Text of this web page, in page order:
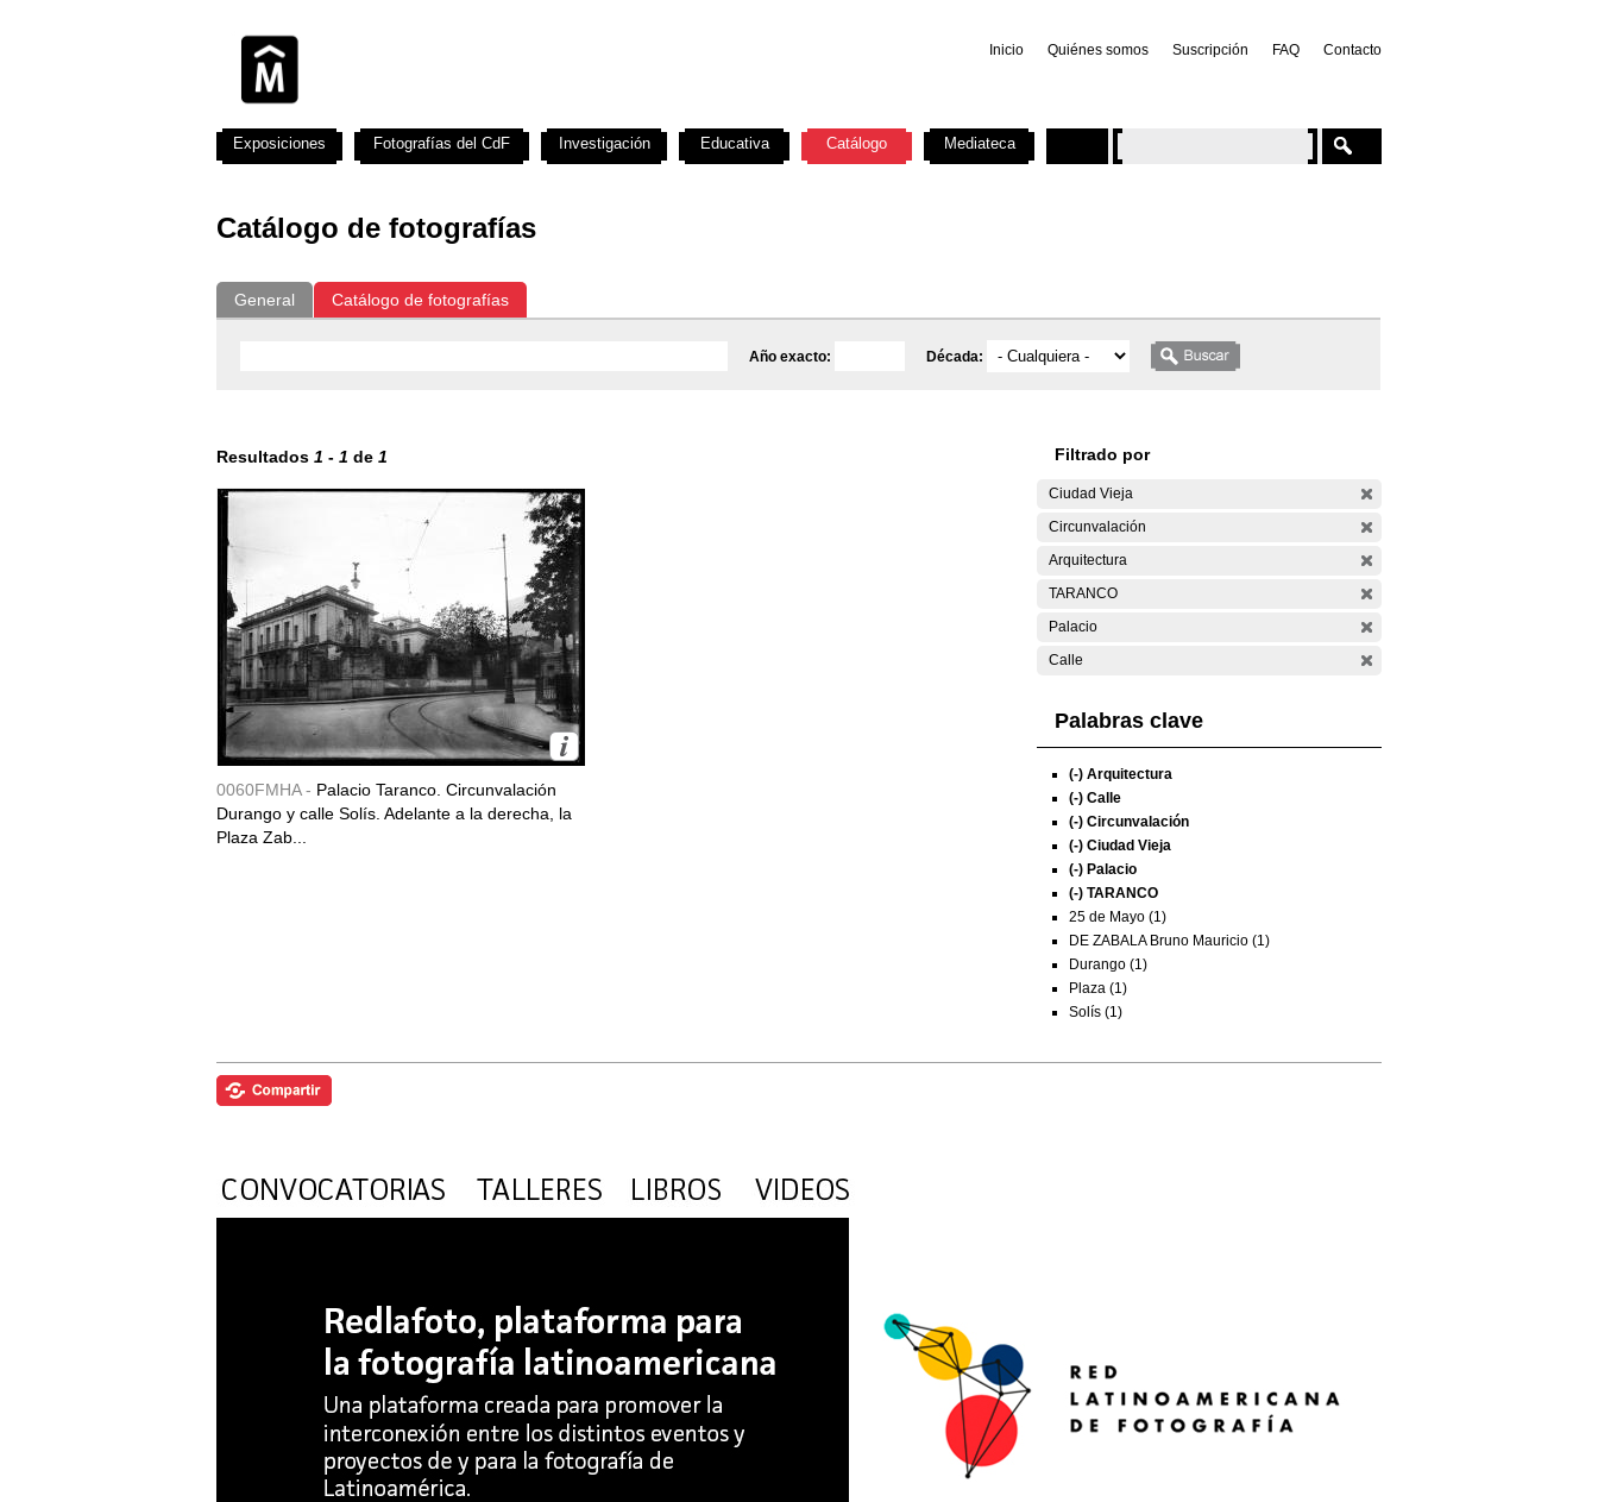
Inicio Quiénes somos Suscripción FAQ Contacto
Catálogo de fotografías
General Catálogo de fotografías
Año exacto: Década:
Resultados 1 - 1 de 1
0060FMHA - Palacio Taranco. Circunvalación
Durango y calle Solís. Adelante a la derecha, la
Plaza Zab...
Filtrado por
Ciudad Vieja
Circunvalación
Arquitectura
TARANCO
Palacio
Calle
Palabras clave
(-) Arquitectura
(-) Calle
(-) Circunvalación
(-) Ciudad Vieja
(-) Palacio
(-) TARANCO
25 de Mayo (1)
DE ZABALA Bruno Mauricio (1)
Durango (1)
Plaza (1)
Solís (1)
Exposiciones Fotografías del CdF Investigación Educativa Catálogo Mediateca